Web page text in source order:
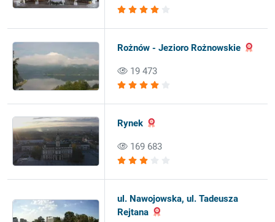
Rożnów - Jezioro Rożnowskie
19 473
Rynek
169 683
ul. Nawojowska, ul. Tadeusza
Rejtana